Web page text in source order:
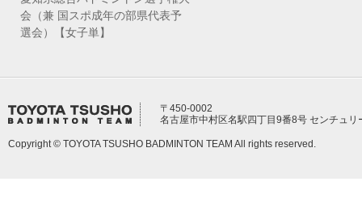
会（兼 国スポ成年の部県代表予
選会）【女子単】
〒450-0002
名古屋市中村区名駅四丁目9番8号 センチュリ
Copyright © TOYOTA TSUSHO BADMINTON TEAM All rights reserved.